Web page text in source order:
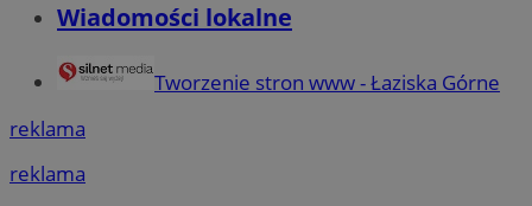
Wiadomości lokalne
Tworzenie stron www - Łaziska Górne
reklama
reklama